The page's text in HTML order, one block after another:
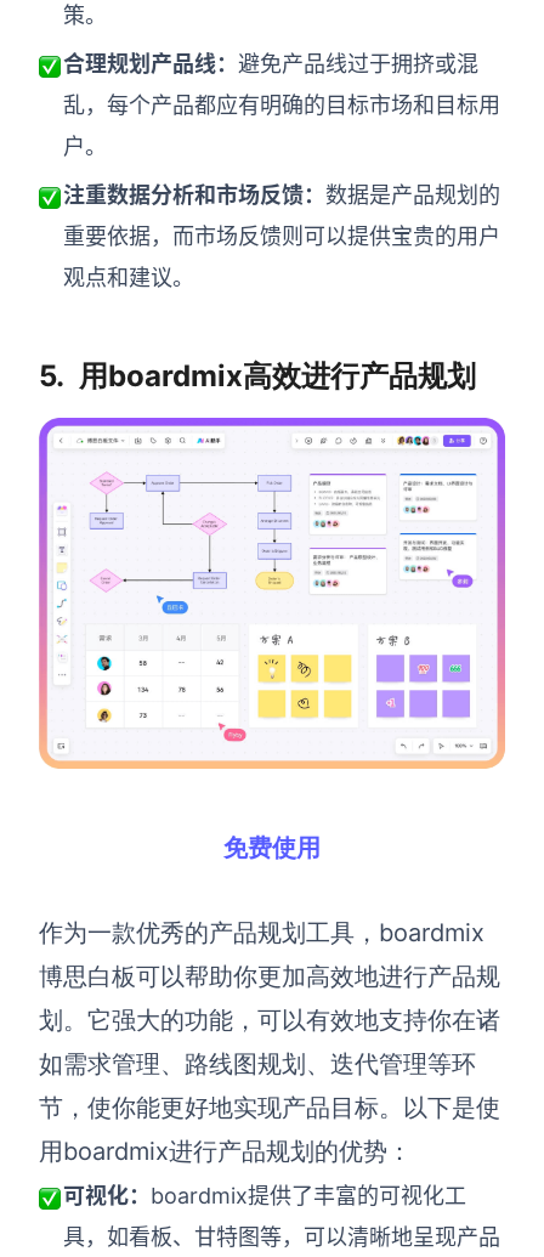
策。
合理规划产品线： 避免产品线过于拥挤或混
乱，每个产品都应有明确的目标市场和目标用
户。
注重数据分析和市场反馈： 数据是产品规划的
重要依据，而市场反馈则可以提供宝贵的用户
观点和建议。
5. 用boardmix高效进行产品规划
免费使用
作为一款优秀的产品规划工具，boardmix
博思白板可以帮助你更加高效地进行产品规
划。它强大的功能，可以有效地支持你在诸
如需求管理、路线图规划、迭代管理等环
节，使你能更好地实现产品目标。以下是使
用boardmix进行产品规划的优势：
可视化： boardmix提供了丰富的可视化工
具，如看板、甘特图等，可以清晰地呈现产品